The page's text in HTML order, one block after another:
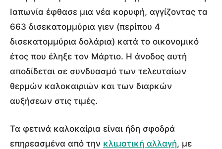
Ιαπωνία έφθασε μια νέα κορυφή, αγγίζοντας τα
663 δισεκατομμύρια γιεν (περίπου 4
δισεκατομμύρια δολάρια) κατά το οικονομικό
έτος που έληξε τον Μάρτιο. Η άνοδος αυτή
αποδίδεται σε συνδυασμό των τελευταίων
θερμών καλοκαιριών και των διαρκών
αυξήσεων στις τιμές.
Τα φετινά καλοκαίρια είναι ήδη σφοδρά
επηρεασμένα από την κλιματική αλλαγή, με